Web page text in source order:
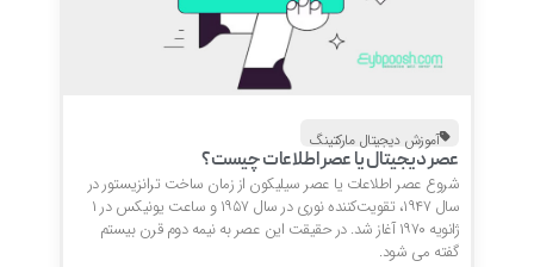
آموزش دیجیتال مارکتینگ
عصر دیجیتال یا عصر اطلاعات چیست؟
شروع عصر اطلاعات یا عصر سیلیکون از زمان ساخت ترانزیستور در
سال ۱۹۴۷، تقویت‌کننده نوری در سال ۱۹۵۷ و ساعت یونیکس در ۱
ژانویه ۱۹۷۰ آغاز شد. در حقیقت این عصر به نیمه دوم قرن بیستم
گفته می شود.